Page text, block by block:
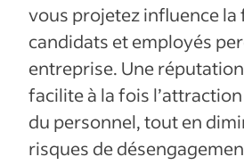
vous projetez influence la
candidats et employés
entreprise. Une
facilite à la fois
du personnel, tout en
risques de